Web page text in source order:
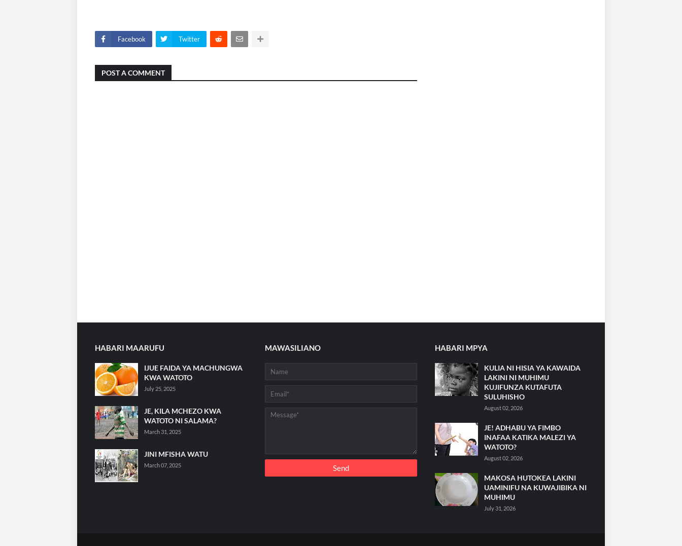
Facebook Twitter
POST A COMMENT
HABARI MAARUFU
IJUE FAIDA YA MACHUNGWA
KWA WATOTO
July 25, 2025
JE, KILA MCHEZO KWA
WATOTO NI SALAMA?
March 31, 2025
JINI MFISHA WATU
March 07, 2025
MAWASILIANO HABARI MPYA
KULIA NI HISIA YA KAWAIDA
LAKINI NI MUHIMU
KUJIFUNZA KUTAFUTA
SULUHISHO
August 02, 2026
JE! ADHABU YA FIMBO
INAFAA KATIKA MALEZI YA
WATOTO?
August 02, 2026
MAKOSA HUTOKEA LAKINI
UAMINIFU NA KUWAJIBIKA NI
MUHIMU
July 31, 2026